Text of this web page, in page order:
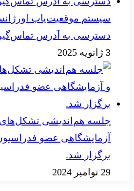
سیستم موقعیت‌یاب
دسترسی به آدرس
3 ژانویه 2025
جلسه هم‌اندیشی
آزمایشگاهی عضو
برگزار شد.
29 نوامبر 2024